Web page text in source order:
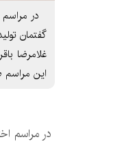
در
گفتمان
غلامرضا
این مراسم
در مراسم